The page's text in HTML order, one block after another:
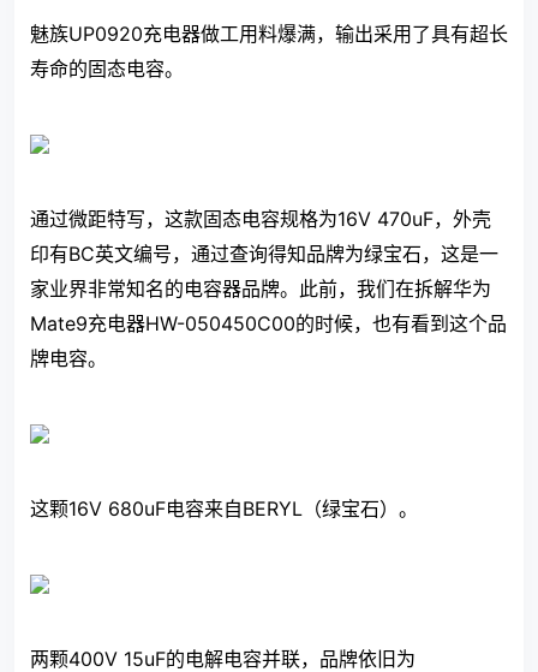
魅族UP0920充电器做工用料爆满，输出采用了具有超长
寿命的固态电容。
通过微距特写，这款固态电容规格为16V 470uF，外壳
印有BC英文编号，通过查询得知品牌为绿宝石，这是一
家业界非常知名的电容器品牌。此前，我们在拆解华为
Mate9充电器HW-050450C00的时候，也有看到这个品
牌电容。
这颗16V 680uF电容来自BERYL（绿宝石）。
两颗400V 15uF的电解电容并联，品牌依旧为